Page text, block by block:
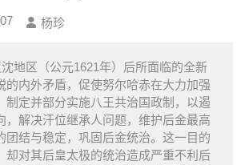
杨珍
地区（公元1621年）后所面临的全新
的内外矛盾，促使努尔哈赤在大力加强
制定并部分实施八王共治国政制，以遏
，解决汗位继承人问题，维护后金最高
团结与稳定，巩固后金统治。这一目的
却对其后皇太极的统治造成严重不利后